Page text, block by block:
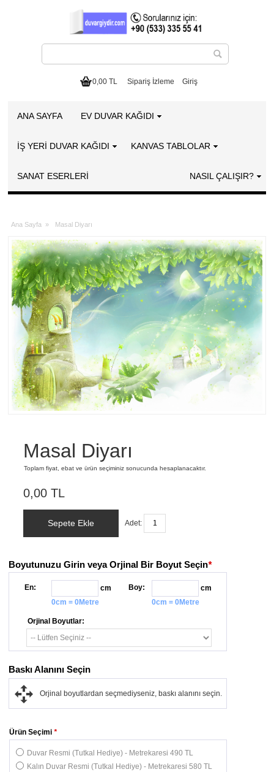
0,00 TL Sipariş İzleme Giriş
ANA SAYFA EV DUVAR KAĞIDI
İŞ YERİ DUVAR KAĞIDI KANVAS TABLOLAR
SANAT ESERLERI NASIL ÇALIŞIR?
Ana Sayfa » Masal Diyarı
Masal Diyarı
Toplam fiyat, ebat ve ürün seçiminiz sonucunda hesaplanacaktır.
0,00 TL
Sepete Ekle Adet:
Boyutunuzu Girin veya Orjinal Bir Boyut Seçin*
En:
cm
0cm = 0Metre
Boy:
cm
0cm = 0Metre
Orjinal Boyutlar:
*
Ürün Seçimi
Duvar Resmi (Tutkal Hediye) - Metrekaresi 490 TL
Kalın Duvar Resmi (Tutkal Hediye) - Metrekaresi 580 TL
Baskı Alanını Seçin
Orjinal boyutlardan seçmediyseniz, baskı alanını seçin.